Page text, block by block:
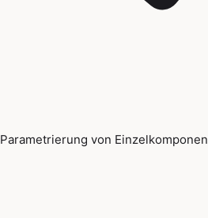
Parametrierung von